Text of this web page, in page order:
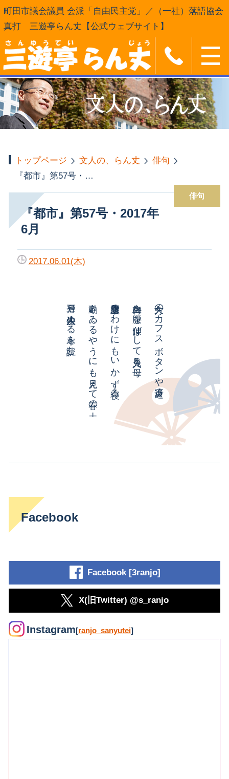
町田市議会議員 会派「自由民主党」／（一社）落語協会
真打 三遊亭らん丈【公式ウェブサイト】
トップページ 文人の、らん丈
俳句
『都市』第57号・2017年6月
『都市』第57号・2017年
6月
俳句
2017.06.01(木)
久方のカフスボタンや冴返る
白梅を腰を伸ばして見入る母
涅槃雪怒るわけにもいかず寝る
動きゐるやうにも見えて春の土
三月や人生決める本を読む
Facebook
Facebook [3ranjo]
X(旧Twitter) @s_ranjo
Instagram[ranjo_sanyutei]